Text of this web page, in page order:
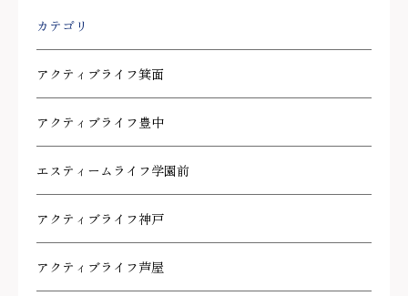
カテゴリ
アクティブライフ箕面
アクティブライフ豊中
エスティームライフ学園前
アクティブライフ神戸
アクティブライフ芦屋